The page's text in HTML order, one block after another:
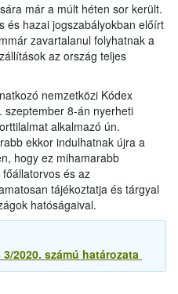
már a múlt héten sor került.
és hazai jogszabályokban előírt
zavartalanul folyhatnak a
az ország teljes
nemzetközi Kódex
8-án nyerheti
alkalmazó ún.
ekkor indulhatnak újra a
hogy ez mihamarabb
és az
tájékoztatja és tárgyal
hatóságaival.
2020. számú határozata